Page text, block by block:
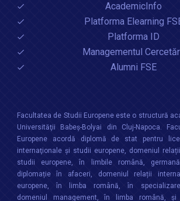
AcademicInfo
Platforma Elearning
Platforma ID
Managementul
Alumni FSE
Facultatea de Studii Europene este o structură
Universităţii Babeș-Bolyai din Cluj-Napoca.
Europene acordă diplomă de stat pentru
internaţionale şi studii europene, domeniul
studii europene, în limbile română,
diplomație în afaceri, domeniul relații
europene, în limba română, în
domeniul management, în limba română,